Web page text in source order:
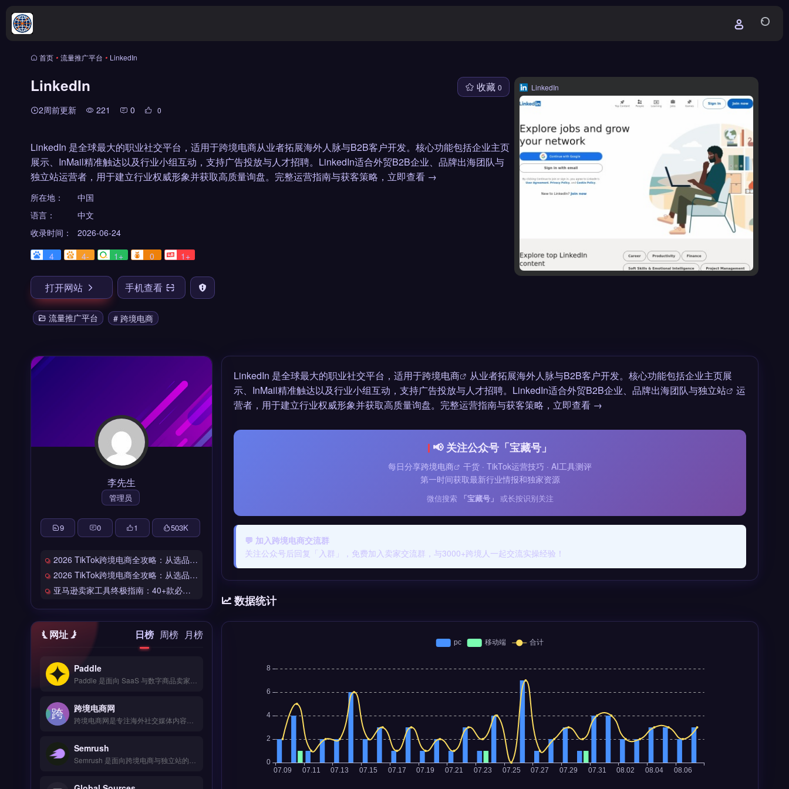
首页 • 流量推广平台 • LinkedIn
LinkedIn
2周前更新 221 0 0
收藏 0
LinkedIn 是全球最大的职业社交平台，适用于跨境电商从业者拓展海外人脉与B2B客户开发。核心功能包括企业主页
展示、InMail精准触达以及行业小组互动，支持广告投放与人才招聘。LinkedIn适合外贸B2B企业、品牌出海团队与
独立站运营者，用于建立行业权威形象并获取高质量询盘。完整运营指南与获客策略，立即查看 →
所在地：
中国
语言：
中文
收录时间：
2026-06-24
4
4- 1+ 0 1+
打开网站 手机查看
流量推广平台 # 跨境电商
LinkedIn
LinkedIn 是全球最大的职业社交平台，适用于跨境电商
从业者拓展海外人脉与B2B客户开发。核心功能包括企业主页展
示、InMail精准触达以及行业小组互动，支持广告投放与人才招聘。LinkedIn适合外贸B2B企业、品牌出海团队与独立站
运
营者，用于建立行业权威形象并获取高质量询盘。完整运营指南与获客策略，立即查看 →
📢 关注公众号「宝藏号」
每日分享跨境电商
干货 · TikTok运营技巧 · AI工具测评
第一时间获取最新行业情报和独家资源
微信搜索 「宝藏号」 或长按识别关注
💬 加入跨境电商交流群
关注公众号后回复「入群」，免费加入卖家交流群，与3000+跨境人一起交流实操经验！
数据统计
李先生
管理员
9 0 1 503K
2026 TikTok跨境电商全攻略：从选品到爆单的完整工具链
2026 TikTok跨境电商全攻略：从选品到爆单的完整工具链
亚马逊卖家工具终极指南：40+款必备工具全链路解析
网址 日榜 周榜 月榜
Paddle
跨境电商网
Semrush